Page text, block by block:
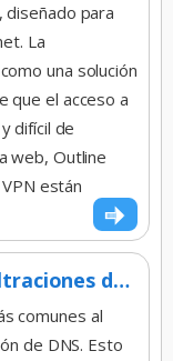
diseñado para
La
una solución
que el acceso a
difícil de
web, Outline
están
Cómo solucionar filtraciones de DNS en Windows al usar una VPN
comunes al
de DNS. Esto